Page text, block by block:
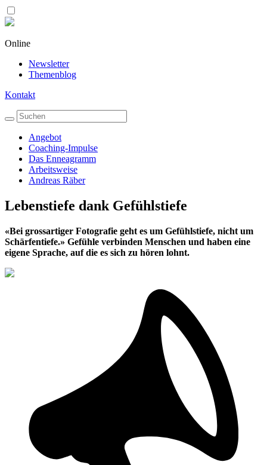
Online
Newsletter
Themenblog
Kontakt
Angebot
Coaching-Impulse
Das Enneagramm
Arbeitsweise
Andreas Räber
Lebenstiefe dank Gefühlstiefe
«Bei grossartiger Fotografie geht es um Gefühlstiefe, nicht um
Schärfentiefe.» Gefühle verbinden Menschen und haben eine
eigene Sprache, auf die es sich zu hören lohnt.